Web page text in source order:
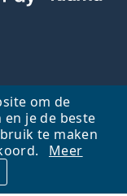
om de
je de beste
te maken
Meer
omhoog
Lentiamo s.r.o.,
jou.